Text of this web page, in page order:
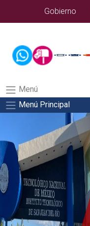
docentes/pdfSalida del
Gobierno
Menú
Menú Principal